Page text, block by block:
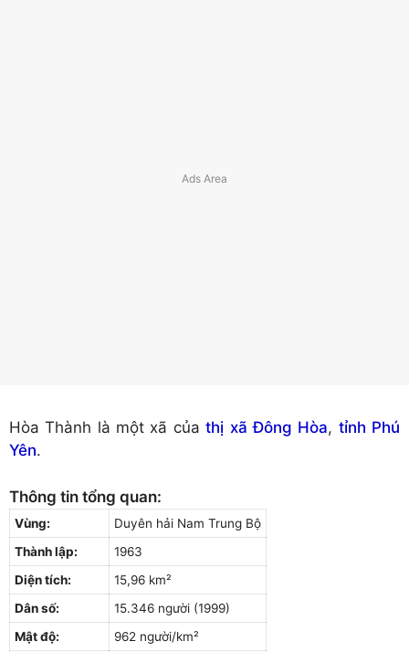
Hòa Thành là một xã củathị xã Đông Hòa, tỉnh Phú
Yên.
Thông tin tổng quan:
Vùng:
Duyên hải Nam Trung Bộ
Thành lập:
1963
Diện tích:
15,96 km²
Dân số:
15.346 người (1999)
Mật độ:
962 người/km²